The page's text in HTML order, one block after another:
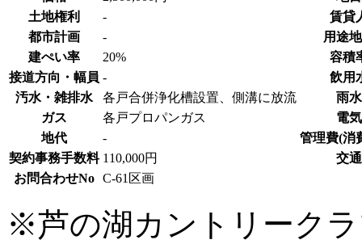
土地権利
-
賃貸
都市計画
-
用途
建ぺい率
20%
容積
接道方向・幅員 -
飲用
汚水・雑排水
各戸合併浄化槽設置、側溝に放流
雨水
ガス
各戸プロパンガス
電気
地代
-
管理費(消
契約事務手数料 110,000円
交通
お問合わせNo C-61区画
※芦の湖カントリーク